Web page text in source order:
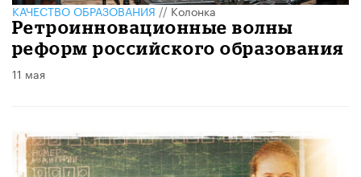
КАЧЕСТВО ОБРАЗОВАНИЯ//Колонка
Ретроинновационные волны
реформ российского образования
11 мая